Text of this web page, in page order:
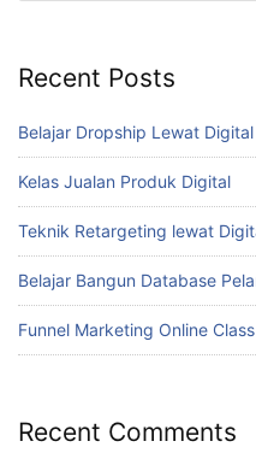
Recent Posts
Belajar Dropship Lewat
Kelas Jualan Produk Digital
Teknik Retargeting lewat
Belajar Bangun Database
Funnel Marketing Online Class
Recent Comments